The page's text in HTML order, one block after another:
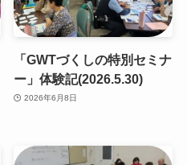
「GWTづくしの特別セミナ
ー」体験記(2026.5.30)
2026年6月8日